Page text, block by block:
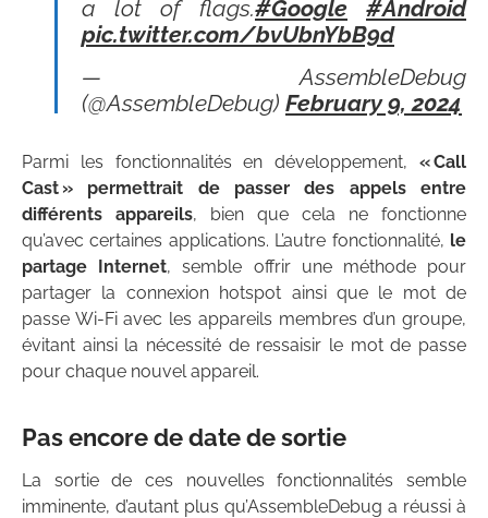
a lot of flags.#Google
#Android
pic.twitter.com/bvUbnYbB9d
— AssembleDebug
(@AssembleDebug) February 9, 2024
Parmi les fonctionnalités en développement, « Call
Cast » permettrait de passer des appels entre
différents appareils, bien que cela ne fonctionne
qu’avec certaines applications. L’autre fonctionnalité, le
partage Internet, semble offrir une méthode pour
partager la connexion hotspot ainsi que le mot de
passe Wi-Fi avec les appareils membres d’un groupe,
évitant ainsi la nécessité de ressaisir le mot de passe
pour chaque nouvel appareil.
Pas encore de date de sortie
La sortie de ces nouvelles fonctionnalités semble
imminente, d’autant plus qu’AssembleDebug a réussi à